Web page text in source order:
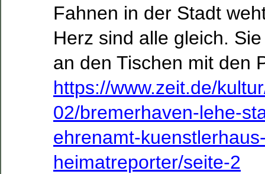
Fahnen in der Stadt
Herz sind alle gleich.
an den Tischen mit den
https://www.zeit.de/
02/bremerhaven-lehe-
ehrenamt-
heimatreporter/seite-2